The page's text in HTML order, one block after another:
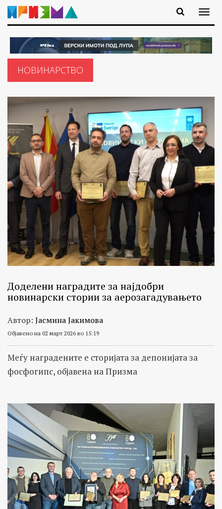
НОВИНАРСТВО
Доделени наградите за најдобри
новинарски стории за аерозагадувањето
Автор: Јасмина Јакимова
Објавено на 02 март 2026 во 15:19
Меѓу наградените е сторијата за депонијата за
фосфогипс, објавена на Призма